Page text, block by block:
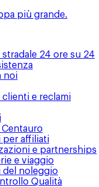
più grande.
stradale 24 ore su 24
noi
clienti e reclami
Centauro
per affiliati
e partnerships
e viaggio
del noleggio
Qualità